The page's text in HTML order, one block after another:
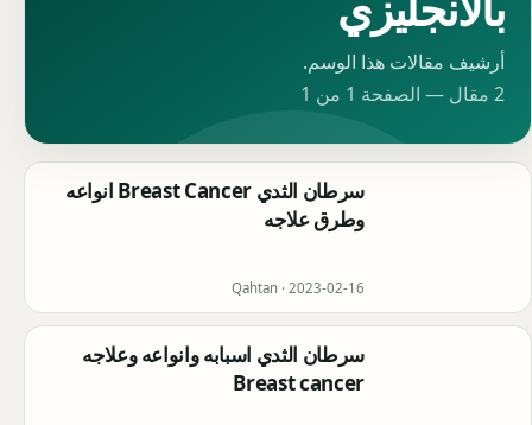
أرشيف مقالات هذا الوسم.
2 مقال — الصفحة 1 من 1
سرطان الثدي Breast Cancer انواعه
وطرق علاجه
Qahtan · 2023-02-16
سرطان الثدي اسبابه وانواعه وعلاجه
Breast cancer